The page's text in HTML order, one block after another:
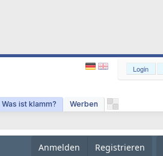
Was ist klamm? Werben
Login
Anmelden Registrieren